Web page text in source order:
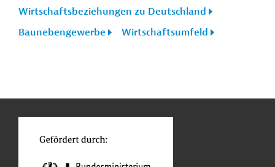
Wirtschaftsbeziehungen zu Deutschland
Baunebengewerbe
Wirtschaftsumfeld